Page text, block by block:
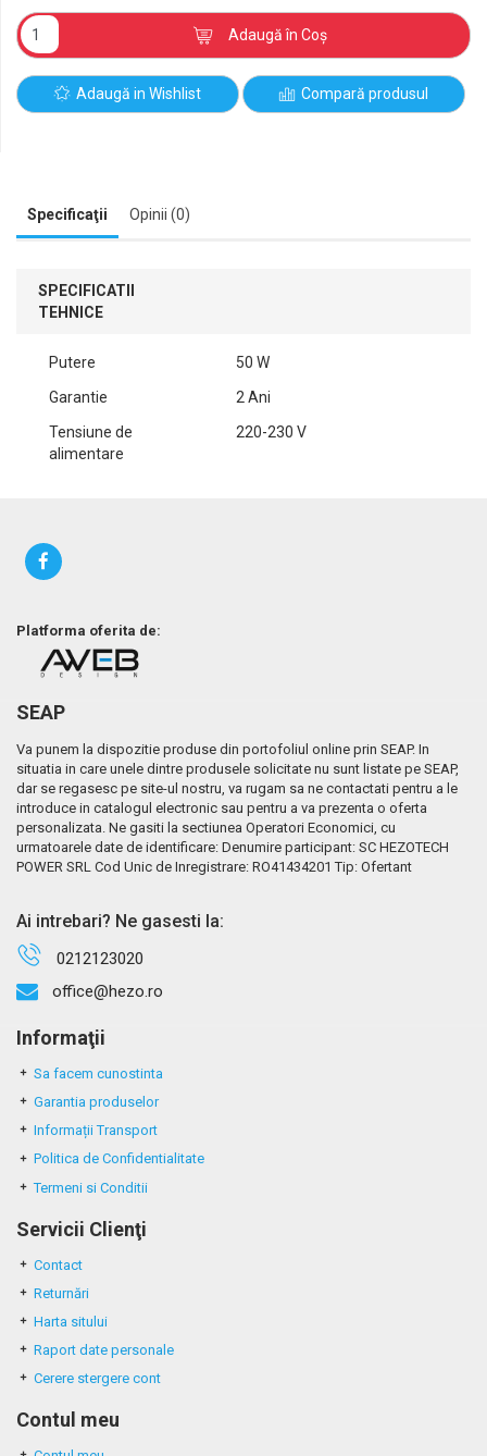
Adaugă în Coş
Adaugă in Wishlist Compară produsul
Specificaţii Opinii (0)
SPECIFICATII
TEHNICE
Putere
50 W
Garantie
2 Ani
Tensiune de
alimentare
220-230 V
Platforma oferita de:
SEAP
Va punem la dispozitie produse din portofoliul online prin SEAP. In
situatia in care unele dintre produsele solicitate nu sunt listate pe SEAP,
dar se regasesc pe site-ul nostru, va rugam sa ne contactati pentru a le
introduce in catalogul electronic sau pentru a va prezenta o oferta
personalizata. Ne gasiti la sectiunea Operatori Economici, cu
urmatoarele date de identificare: Denumire participant: SC HEZOTECH
POWER SRL Cod Unic de Inregistrare: RO41434201 Tip: Ofertant
Ai intrebari? Ne gasesti la:
0212123020
office@hezo.ro
Informaţii
Sa facem cunostinta
Garantia produselor
Informații Transport
Politica de Confidentialitate
Termeni si Conditii
Servicii Clienţi
Contact
Returnări
Harta sitului
Raport date personale
Cerere stergere cont
Contul meu